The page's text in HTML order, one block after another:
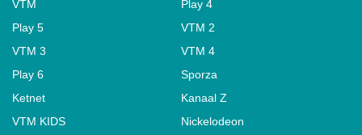
VTM
Play 4
Play 5
VTM 2
VTM 3
VTM 4
Play 6
Sporza
Ketnet
Kanaal Z
VTM KIDS
Nickelodeon